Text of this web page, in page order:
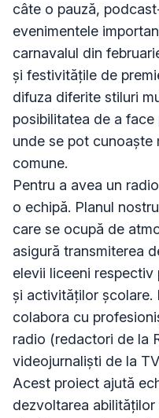
câte o pauză,
evenimentele
carnavalul din
și festivitățile de
difuza diferite stiluri
posibilitatea de a
unde se pot cunoaște
comune.
Pentru a avea un
o echipă. Planul
care se ocupă de
asigură transmiterea
elevii liceeni
și activităților școlare.
colabora cu
radio (redactori de la
videojurnaliști de la
Acest proiect ajută
dezvoltarea